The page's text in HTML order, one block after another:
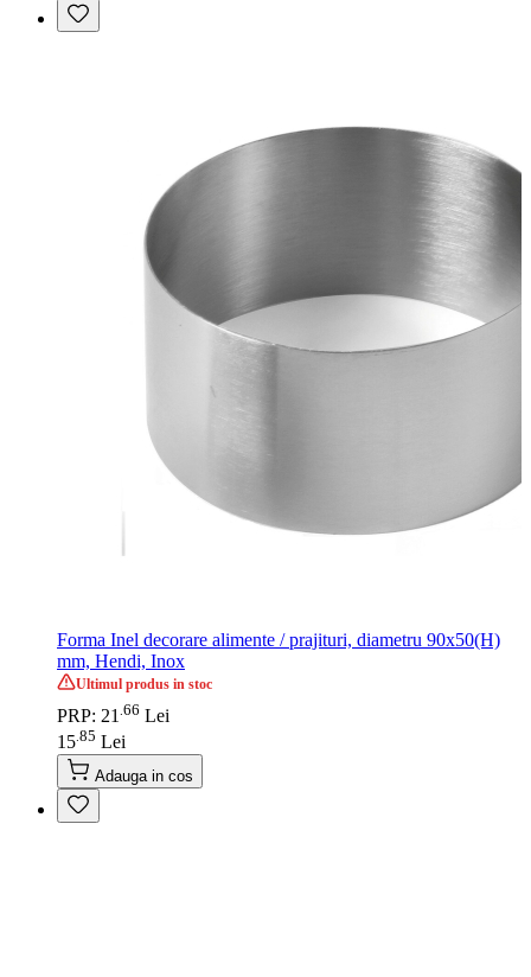
Forma Inel decorare alimente / prajituri, diametru 90x50(H)
mm, Hendi, Inox
Ultimul produs in stoc
PRP: 21 66 Lei
15 85 Lei
Adauga in cos